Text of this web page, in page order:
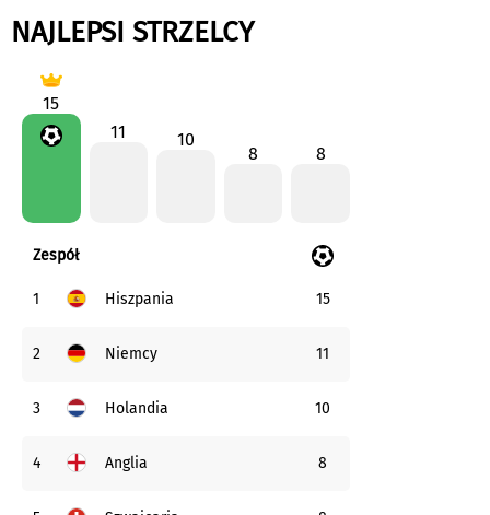
NAJLEPSI STRZELCY
15
11
10
8 8
Zespół
1 Hiszpania 15
2 Niemcy 11
3 Holandia 10
4 Anglia 8